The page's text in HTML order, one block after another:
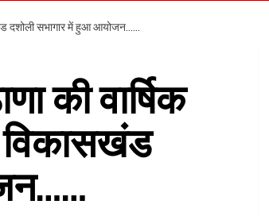
दशोली सभागार में हुआ आयोजन……
की वार्षिक